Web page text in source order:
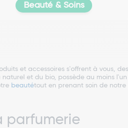
Beauté & Soins
et accessoires s'offrent à vous,
et du bio, possède au moins
beautétout en prenant soin de notre
parfumerie